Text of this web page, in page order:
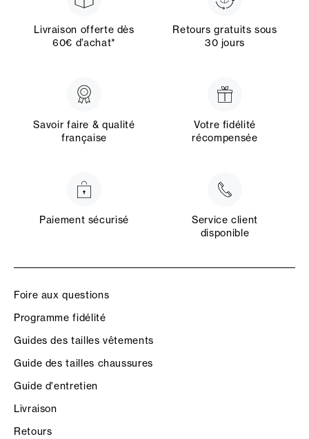
Livraison offerte dès
60€ d’achat*
Retours gratuits sous
30 jours
Savoir faire & qualité
française
Votre fidélité
récompensée
Paiement sécurisé
Service client
disponible
Foire aux questions
Programme fidélité
Guides des tailles vêtements
Guide des tailles chaussures
Guide d'entretien
Livraison
Retours